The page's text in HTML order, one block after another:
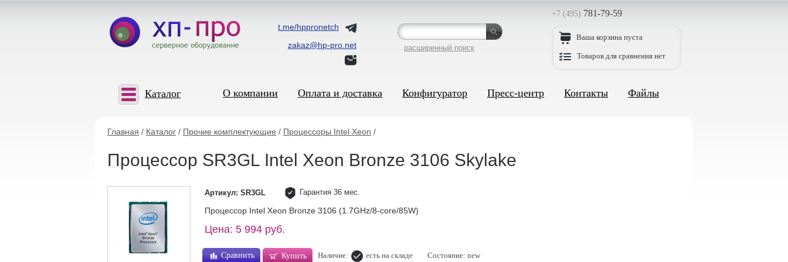
t.me/hppronetch
zakaz@hp-pro.net
расширенный поиск
+7 (495) 781-79-59
Ваша корзина пуста
Товаров для сравнения нет
Каталог О компании Оплата и доставка Конфигуратор Пресс-центр Контакты Файлы
Главная / Каталог / Прочие комплектующие / Процессоры Intel Xeon /
Процессор SR3GL Intel Xeon Bronze 3106 Skylake
Артикул: SR3GL Гарантия 36 мес.
Процессор Intel Xeon Bronze 3106 (1.7GHz/8-core/85W)
Цена: 5 994 руб.
Сравнить Купить Наличие: есть на складе Состояние: new